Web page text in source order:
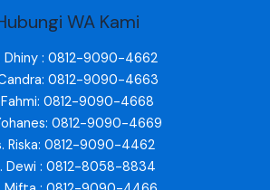
WA Kami
Dhiny : 0812-9090-4662
0812-9090-4663
Fahmi: 0812-9090-4668
0812-9090-4669
Riska: 0812-9090-4462
Dewi : 0812-8058-8834